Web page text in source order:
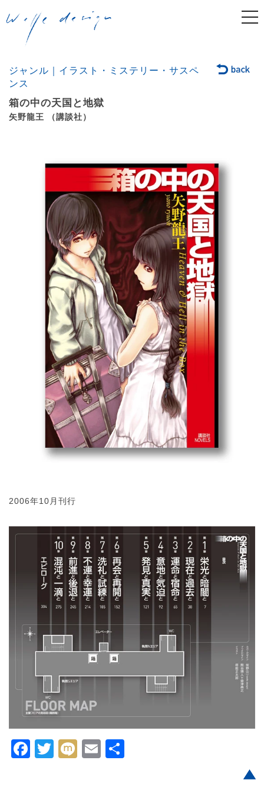
ジャンル｜イラスト・ミステリー・サスペ
ンス
箱の中の天国と地獄
矢野龍王 （講談社）
2006年10月刊行
Facebook
Twitter
MixiEmail